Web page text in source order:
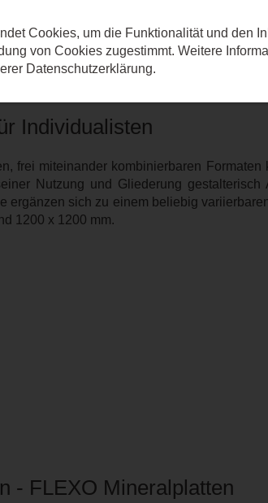
Individualisten
frei miteinander kombinierbaren
Nutzung und Gliederung gestalterisch
ergänzen sich zu einem beliebig
1200 x 1200 mm.
- FLEXO Mineralplatten
Cookies, um die Funktionalität und den
von Cookies zugestimmt. Weitere
Datenschutzerklärung.